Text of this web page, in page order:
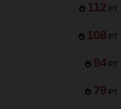
112 PT
108 PT
94 PT
79 PT